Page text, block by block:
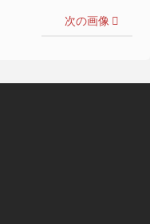
次の画像